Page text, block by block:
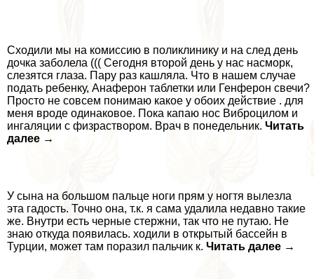
Сходили мы на комиссию в поликлинику и на след день
дочка заболела ((( Сегодня второй день у нас насморк,
слезятся глаза. Пару раз кашляла. Что в нашем случае
подать ребенку, Анаферон таблетки или Генферон свечи?
Просто не совсем понимаю какое у обоих действие . для
меня вроде одинаковое. Пока капаю нос Виброцилом и
ингаляции с физраствором. Врач в понедельник. Читать
далее →
У сына на большом пальце ноги прям у ногтя вылезла
эта гадость. Точно она, т.к. я сама удалила недавно такие
же. Внутри есть черные стержни, так что не путаю. Не
знаю откуда появилась. ходили в открытый бассейн в
Турции, может там поразил пальчик к. Читать далее →